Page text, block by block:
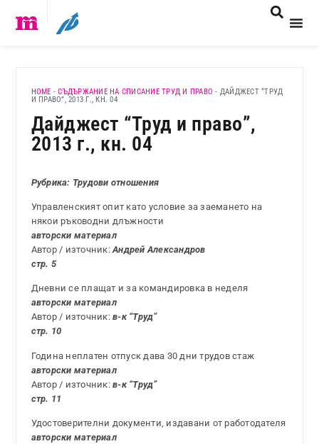
HOME -СЪДЪРЖАНИЕ НА СПИСАНИЕ ТРУД И ПРАВО - ДАЙДЖЕСТ “ТРУД
И ПРАВО”, 2013 Г., КН. 04
Дайджест “Труд и право”,
2013 г., кн. 04
Рубрика: Трудови отношения
Управленският опит като условие за заемането на
някои ръководни длъжности
авторски материал
Автор / източник:Андрей Александров
стр. 5
Дневни се плащат и за командировка в неделя
авторски материал
Автор / източник:в-к “Труд”
стр. 10
Година неплатен отпуск дава 30 дни трудов стаж
авторски материал
Автор / източник:в-к “Труд”
стр. 11
Удостоверителни документи, издавани от работодателя
авторски материал